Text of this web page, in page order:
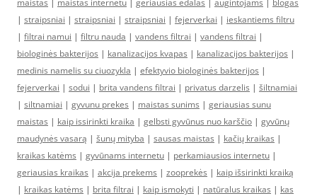
maistas | maistas internetu | geriausias ėdalas | augintojams | blogas
| straipsniai | straipsniai | straipsniai | fejerverkai | ieskantiems filtru
| filtrai namui | filtru nauda | vandens filtrai | vandens filtrai |
biologinės bakterijos | kanalizacijos kvapas | kanalizacijos bakterijos |
medinis namelis su ciuozykla | efektyvio biologinės bakterijos |
fejerverkai | sodui | brita vandens filtrai | privatus darzelis | šiltnamiai
| siltnamiai | gyvunu prekes | maistas sunims | geriausias sunu
maistas | kaip issirinkti kraika | gelbsti gyvūnus nuo karščio | gyvūnų
maudynės vasarą | šunų mityba | sausas maistas | kačių kraikas |
kraikas katėms | gyvūnams internetu | perkamiausios internetu |
geriausias kraikas | akcija prekems | zooprekės | kaip išsirinkti kraiką
| kraikas katėms | brita filtrai | kaip ismokyti | natūralus kraikas | kas